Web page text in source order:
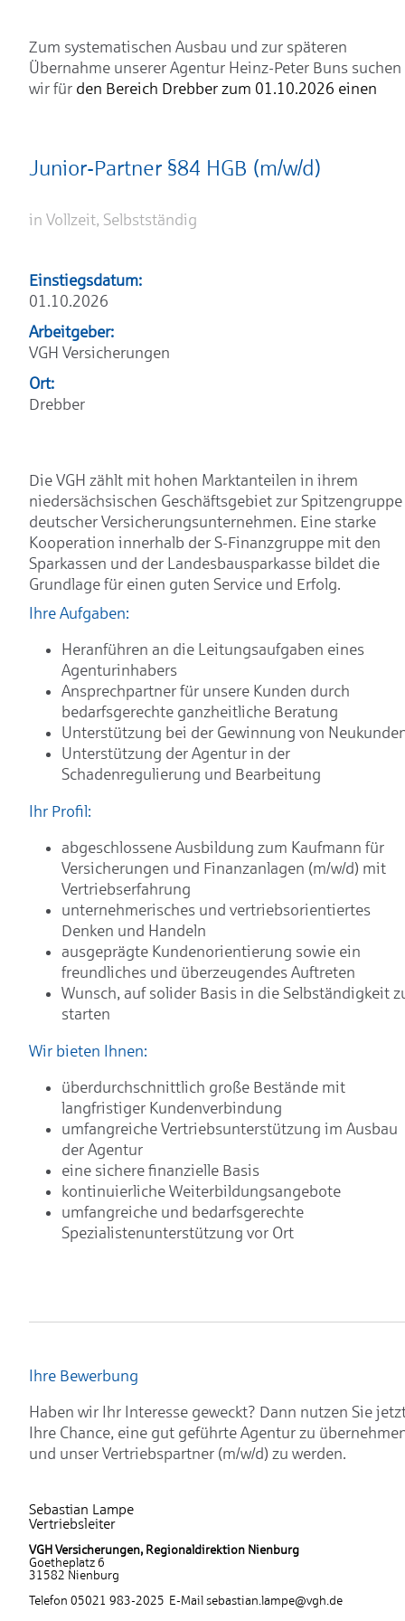
Zum systematischen Ausbau und zur späteren
Übernahme unserer Agentur Heinz-Peter Buns suchen
wir für den Bereich Drebber zum 01.10.2026 einen
Junior-Partner §84 HGB (m/w/d)
in Vollzeit, Selbstständig
Einstiegsdatum:
01.10.2026
Arbeitgeber:
VGH Versicherungen
Ort:
Drebber
Die VGH zählt mit hohen Marktanteilen in ihrem
niedersächsischen Geschäftsgebiet zur Spitzengruppe
deutscher Versicherungsunternehmen. Eine starke
Kooperation innerhalb der S-Finanzgruppe mit den
Sparkassen und der Landesbausparkasse bildet die
Grundlage für einen guten Service und Erfolg.
Ihre Aufgaben:
Heranführen an die Leitungsaufgaben eines
Agenturinhabers
Ansprechpartner für unsere Kunden durch
bedarfsgerechte ganzheitliche Beratung
Unterstützung bei der Gewinnung von
Unterstützung der Agentur in der
Schadenregulierung und Bearbeitung
Ihr Profil:
abgeschlossene Ausbildung zum Kaufmann für
Versicherungen und Finanzanlagen (m/w/d) mit
Vertriebserfahrung
unternehmerisches und vertriebsorientiertes
Denken und Handeln
ausgeprägte Kundenorientierung sowie ein
freundliches und überzeugendes Auftreten
Wunsch, auf solider Basis in die Selbständigkeit
starten
Wir bieten Ihnen:
überdurchschnittlich große Bestände mit
langfristiger Kundenverbindung
umfangreiche Vertriebsunterstützung im Ausbau
der Agentur
eine sichere finanzielle Basis
kontinuierliche Weiterbildungsangebote
umfangreiche und bedarfsgerechte
Spezialistenunterstützung vor Ort
Ihre Bewerbung
Haben wir Ihr Interesse geweckt? Dann nutzen Sie
Ihre Chance, eine gut geführte Agentur zu
und unser Vertriebspartner (m/w/d) zu werden.
Sebastian Lampe
Vertriebsleiter
VGH Versicherungen, Regionaldirektion Nienburg
Goetheplatz 6
31582 Nienburg
Telefon 05021 983-2025 E-Mail sebastian.lampe@vgh.de